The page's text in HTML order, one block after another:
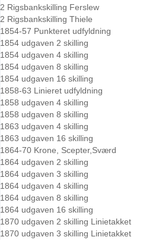
2 Rigsbankskilling Ferslew
2 Rigsbankskilling Thiele
1854-57 Punkteret udfyldning
1854 udgaven 2 skilling
1854 udgaven 4 skilling
1854 udgaven 8 skilling
1854 udgaven 16 skilling
1858-63 Linieret udfyldning
1858 udgaven 4 skilling
1858 udgaven 8 skilling
1863 udgaven 4 skilling
1863 udgaven 16 skilling
1864-70 Krone, Scepter,Sværd
1864 udgaven 2 skilling
1864 udgaven 3 skilling
1864 udgaven 4 skilling
1864 udgaven 8 skilling
1864 udgaven 16 skilling
1870 udgaven 2 skilling Linietakket
1870 udgaven 3 skilling Linietakket